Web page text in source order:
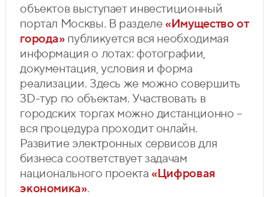
объектов выступает инвестиционный
портал Москвы. В разделе «Имущество от
города»публикуется вся необходимая
информация о лотах: фотографии,
документация, условия и форма
реализации. Здесь же можно совершить
3D-тур по объектам. Участвовать в
городских торгах можно дистанционно –
вся процедура проходит онлайн.
Развитие электронных сервисов для
бизнеса соответствует задачам
национального проекта «Цифровая
экономика».